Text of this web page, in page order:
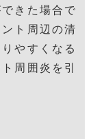
きた場合で
ト周辺の清
やすくなる
周囲炎を引